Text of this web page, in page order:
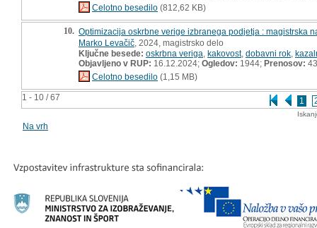
1 - 10 / 67 1
Celotno besedilo (812,62 KB)
10. Optimizacija oskrbne verige izbranega podjetja : magistrska
Marko Levačič , 2024, magistrsko delo
Ključne besede: oskrbna veriga kakovost, dobavni rok
Objavljeno v RUP: 16.12.2024; Ogledov: 1944; Prenosov: 43
Celotno besedilo (1,15 MB)
Na vrh